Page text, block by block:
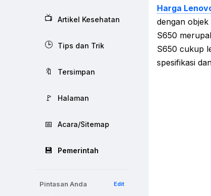
📺 Artikel Kesehatan
🕒 Tips dan Trik
🔖 Tersimpan
🚩 Halaman
📅 Acara/Sitemap
💾 Pemerintah
Pintasan Anda Edit
Harga
dengan
S650
S650 cukup
spesifikasi